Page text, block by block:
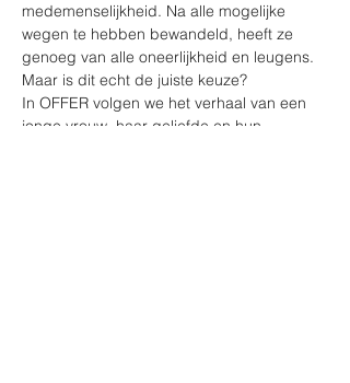
medemenselijkheid. Na alle mogelijke
wegen te hebben bewandeld, heeft ze
genoeg van alle oneerlijkheid en leugens.
Maar is dit echt de juiste keuze?
In OFFER volgen we het verhaal van een
jonge vrouw, haar geliefde en hun